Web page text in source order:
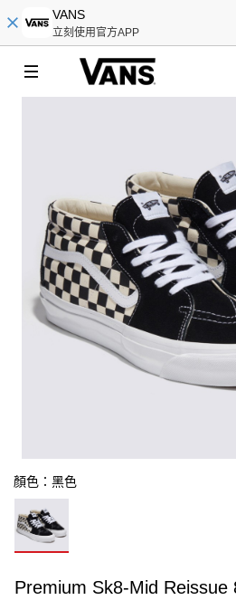
VANS
立刻使用官方APP
顏色：黑色
Premium Sk8-Mid Reissue